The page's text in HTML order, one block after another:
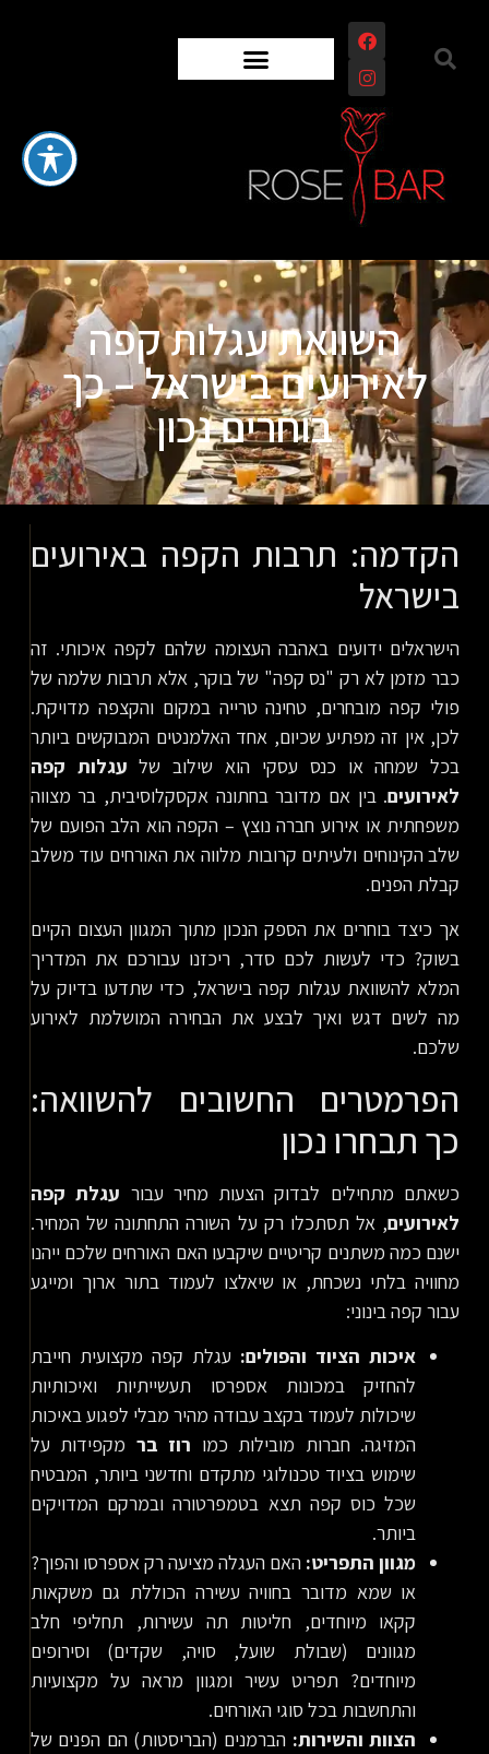
השוואת עגלות קפה
לאירועים בישראל – כך
בוחרים נכון
הקדמה: תרבות הקפה באירועים
בישראל
הישראלים ידועים באהבה העצומה שלהם לקפה איכותי. זה
כבר מזמן לא רק "נס קפה" של בוקר, אלא תרבות שלמה של
פולי קפה מובחרים, טחינה טרייה במקום והקצפה מדויקת.
לכן, אין זה מפתיע שכיום, אחד האלמנטים המבוקשים ביותר
בכל שמחה או כנס עסקי הוא שילוב של עגלות קפה
לאירועים. בין אם מדובר בחתונה אקסקלוסיבית, בר מצווה
משפחתית או אירוע חברה נוצץ – הקפה הוא הלב הפועם של
שלב הקינוחים ולעיתים קרובות מלווה את האורחים עוד משלב
קבלת הפנים.
אך כיצד בוחרים את הספק הנכון מתוך המגוון העצום הקיים
בשוק? כדי לעשות לכם סדר, ריכזנו עבורכם את המדריך
המלא להשוואת עגלות קפה בישראל, כדי שתדעו בדיוק על
מה לשים דגש ואיך לבצע את הבחירה המושלמת לאירוע
שלכם.
הפרמטרים החשובים להשוואה:
כך תבחרו נכון
כשאתם מתחילים לבדוק הצעות מחיר עבור עגלת קפה
לאירועים, אל תסתכלו רק על השורה התחתונה של המחיר.
ישנם כמה משתנים קריטיים שיקבעו האם האורחים שלכם ייהנו
מחוויה בלתי נשכחת, או שיאלצו לעמוד בתור ארוך ומייגע
עבור קפה בינוני:
איכות הציוד והפולים: עגלת קפה מקצועית חייבת
להחזיק במכונות אספרסו תעשייתיות ואיכותיות
שיכולות לעמוד בקצב עבודה מהיר מבלי לפגוע באיכות
המזיגה. חברות מובילות כמו רוז בר מקפידות על
שימוש בציוד טכנולוגי מתקדם וחדשני ביותר, המבטיח
שכל כוס קפה תצא בטמפרטורה ובמרקם המדויקים
ביותר.
מגוון התפריט: האם העגלה מציעה רק אספרסו והפוך?
או שמא מדובר בחוויה עשירה הכוללת גם משקאות
קקאו מיוחדים, חליטות תה עשירות, תחליפי חלב
מגוונים (שבולת שועל, סויה, שקדים) וסירופים
מיוחדים? תפריט עשיר ומגוון מראה על מקצועיות
והתחשבות בכל סוגי האורחים.
הצוות והשירות: הברמנים (הבריסטות) הם הפנים של